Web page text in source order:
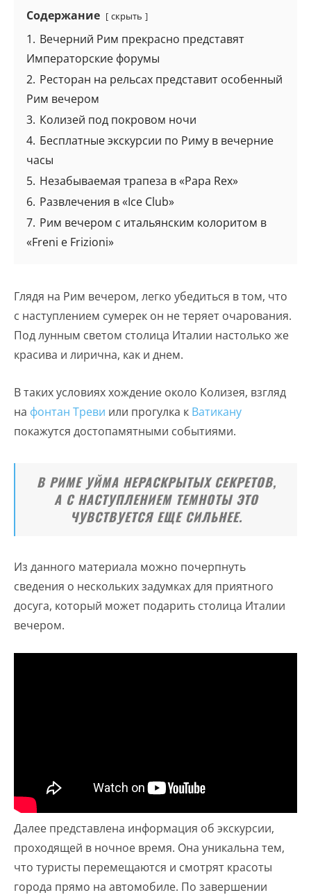
Содержание скрыть
1. Вечерний Рим прекрасно представят
Императорские форумы
2. Ресторан на рельсах представит особенный
Рим вечером
3. Колизей под покровом ночи
4. Бесплатные экскурсии по Риму в вечерние
часы
5. Незабываемая трапеза в «Papa Rex»
6. Развлечения в «Ice Club»
7. Рим вечером с итальянским колоритом в
«Freni e Frizioni»
Глядя на Рим вечером, легко убедиться в том, что
с наступлением сумерек он не теряет очарования.
Под лунным светом столица Италии настолько же
красива и лирична, как и днем.
В таких условиях хождение около Колизея, взгляд
на фонтан Треви или прогулка к Ватикану
покажутся достопамятными событиями.
В РИМЕ УЙМА НЕРАСКРЫТЫХ СЕКРЕТОВ,
А С НАСТУПЛЕНИЕМ ТЕМНОТЫ ЭТО
ЧУВСТВУЕТСЯ ЕЩЕ СИЛЬНЕЕ.
Из данного материала можно почерпнуть
сведения о нескольких задумках для приятного
досуга, который может подарить столица Италии
вечером.
Далее представлена информация об экскурсии,
проходящей в ночное время. Она уникальна тем,
что туристы перемещаются и смотрят красоты
города прямо на автомобиле. По завершении